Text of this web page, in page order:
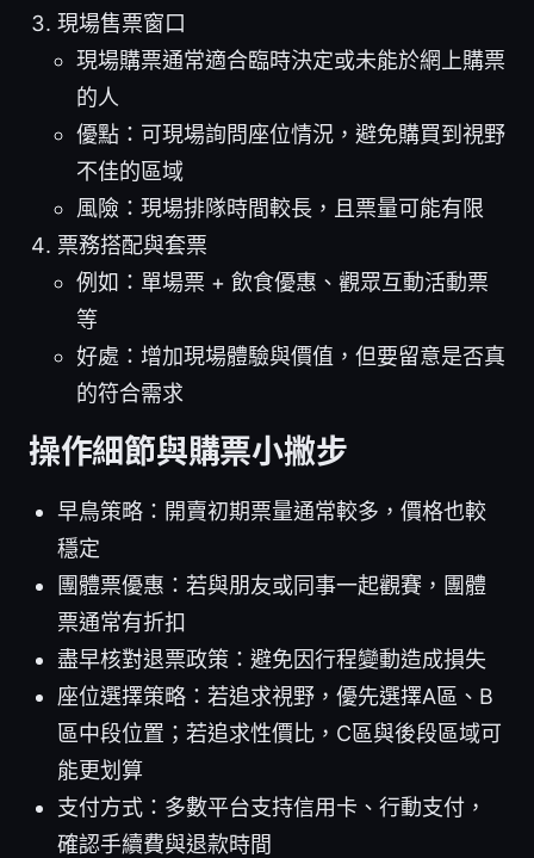
現場售票窗口
現場購票通常適合臨時決定或未能於網上購票
的人
優點：可現場詢問座位情況，避免購買到視野
不佳的區域
風險：現場排隊時間較長，且票量可能有限
票務搭配與套票
例如：單場票 + 飲食優惠、觀眾互動活動票
等
好處：增加現場體驗與價值，但要留意是否真
的符合需求
操作細節與購票小撇步
早鳥策略：開賣初期票量通常較多，價格也較
穩定
團體票優惠：若與朋友或同事一起觀賽，團體
票通常有折扣
盡早核對退票政策：避免因行程變動造成損失
座位選擇策略：若追求視野，優先選擇A區、B
區中段位置；若追求性價比，C區與後段區域可
能更划算
支付方式：多數平台支持信用卡、行動支付，
確認手續費與退款時間